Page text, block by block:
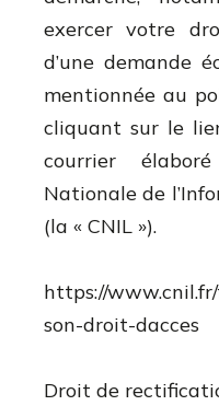
exercer votre
d’une demande
mentionnée au
cliquant sur le
courrier
Nationale de
(la « CNIL »).
https://
son-droit-dacces
Droit de